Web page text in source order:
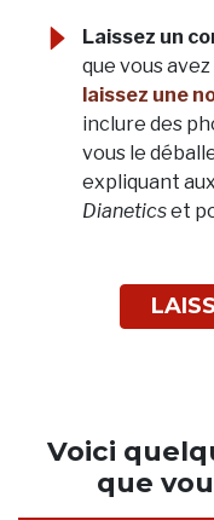
Laissez un
que vous
laissez une
inclure des
vous le
expliquant
Dianeticset
Voici
que